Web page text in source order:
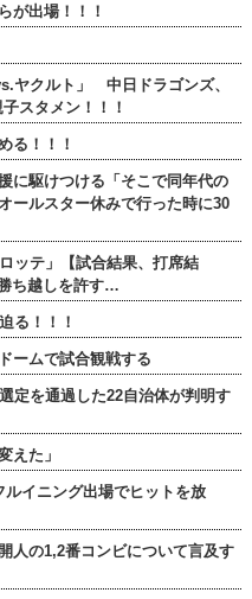
が出場！！！
ヤクルト」 中日ドラゴンズ、
スタメン！！！
る！！！
に駆けつける「そこで同年代の
ールスター休みで行った時に30
ッテ」【試合結果、打席結
ち越しを許す…
る！！！
ームで試合観戦する
定を通過した22自治体が判明す
えた」
イニング出場でヒットを放
人の1,2番コンビについて言及す